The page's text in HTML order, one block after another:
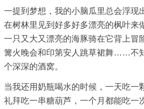
一提到梦想，我的小脑瓜里总会浮现
在树林里见到好多好多漂亮的枫叶来
一只又大又漂亮的海豚骑在它背上冒
篝火晚会和印第安人跳草裙舞……不
个深深的酒窝。
当我还用奶瓶喝水的时候，一天吃一
礼拜吃一串糖葫芦，一个月都能吃一